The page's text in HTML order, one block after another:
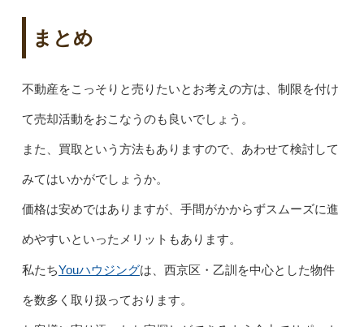
まとめ
不動産をこっそりと売りたいとお考えの方は、制限を付け
て売却活動をおこなうのも良いでしょう。
また、買取という方法もありますので、あわせて検討して
みてはいかがでしょうか。
価格は安めではありますが、手間がかからずスムーズに進
めやすいといったメリットもあります。
私たちYouハウジングは、西京区・乙訓を中心とした物件
を数多く取り扱っております。